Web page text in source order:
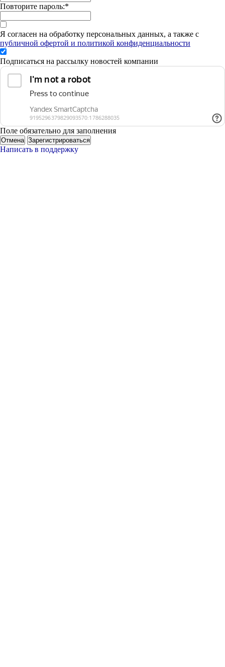
Повторите пароль:*
Я согласен на обработку персональных данных, а также с
публичной офертой и политикой конфиденциальности
Подписаться на рассылку новостей компании
Поле обязательно для заполнения
Отмена Зарегистрироваться
Написать в поддержку